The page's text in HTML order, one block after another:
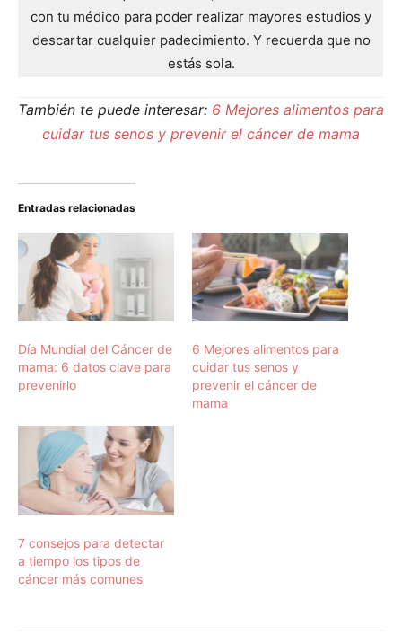
con tu médico para poder realizar mayores estudios y
descartar cualquier padecimiento. Y recuerda que no
estás sola.
También te puede interesar: 6 Mejores alimentos para
cuidar tus senos y prevenir el cáncer de mama
Entradas relacionadas
Día Mundial del Cáncer de
mama: 6 datos clave para
prevenirlo
6 Mejores alimentos para
cuidar tus senos y
prevenir el cáncer de
mama
7 consejos para detectar
a tiempo los tipos de
cáncer más comunes